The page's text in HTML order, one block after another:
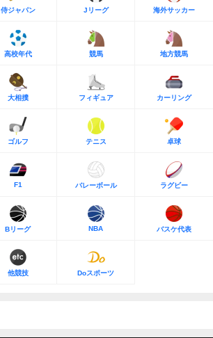
侍ジャパン Jリーグ 海外サッカー
高校年代 競馬 地方競馬
大相撲 フィギュア カーリング
ゴルフ テニス 卓球
F1 バレーボール ラグビー
Bリーグ NBA バスケ代表
他競技 Doスポーツ